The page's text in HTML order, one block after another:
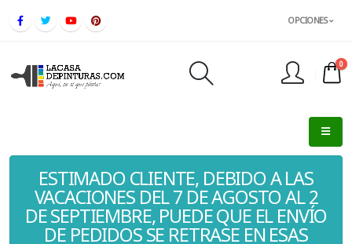
OPCIONES
0
ESTIMADO CLIENTE, DEBIDO A LAS
VACACIONES DEL 7 DE AGOSTO AL 2
DE SEPTIEMBRE, PUEDE QUE EL ENVÍO
DE PEDIDOS SE RETRASE EN ESAS